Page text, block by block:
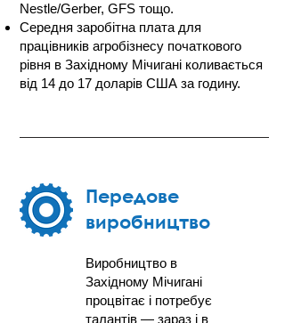
Nestle/Gerber, GFS тощо.
Середня заробітна плата для
працівників агробізнесу початкового
рівня в Західному Мічигані коливається
від 14 до 17 доларів США за годину.
Передове
виробництво
Виробництво в
Західному Мічигані
процвітає і потребує
талантів — зараз і в